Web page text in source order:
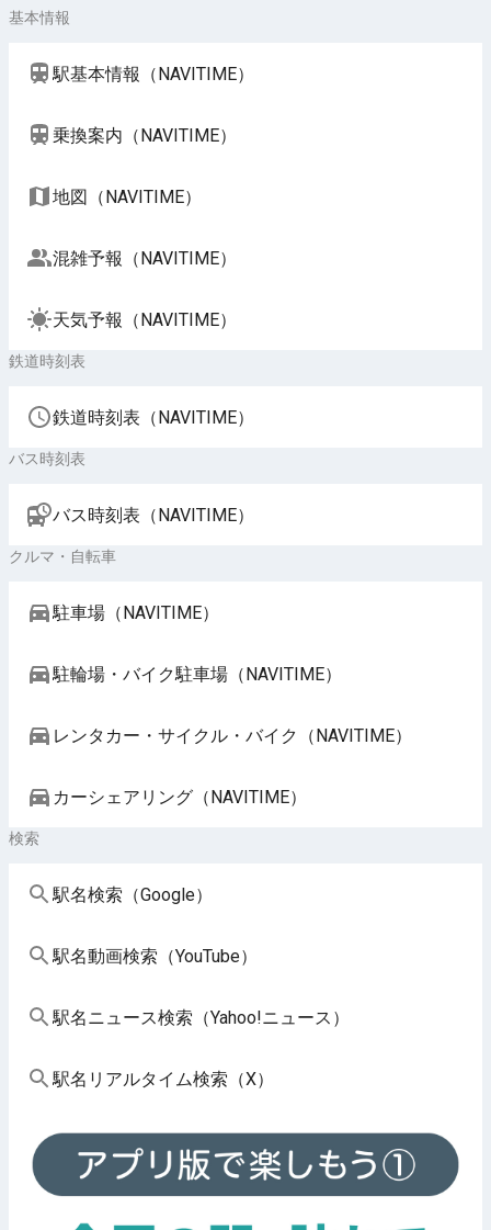
基本情報
駅基本情報（NAVITIME）
乗換案内（NAVITIME）
地図（NAVITIME）
混雑予報（NAVITIME）
天気予報（NAVITIME）
鉄道時刻表
鉄道時刻表（NAVITIME）
バス時刻表
バス時刻表（NAVITIME）
クルマ・自転車
駐車場（NAVITIME）
駐輪場・バイク駐車場（NAVITIME）
レンタカー・サイクル・バイク（NAVITIME）
カーシェアリング（NAVITIME）
検索
駅名検索（Google）
駅名動画検索（YouTube）
駅名ニュース検索（Yahoo!ニュース）
駅名リアルタイム検索（X）